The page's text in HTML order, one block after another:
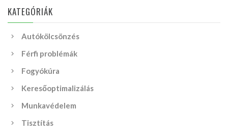
KATEGÓRIÁK
Autókölcsönzés
Férfi problémák
Fogyókúra
Keresőoptimalizálás
Munkavédelem
Tisztítás